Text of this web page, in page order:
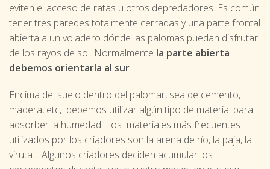
eviten el acceso de ratas u otros depredadores. Es común
tener tres paredes totalmente cerradas y una parte frontal
abierta a un voladero dónde las palomas puedan disfrutar
de los rayos de sol. Normalmente la parte abierta
debemos orientarla al sur.
Encima del suelo dentro del palomar, sea de cemento,
madera, etc, debemos utilizar algún tipo de material para
adsorber la humedad. Los materiales más frecuentes
utilizados por los criadores son la arena de río, la paja, la
viruta… Algunos criadores deciden acumular los